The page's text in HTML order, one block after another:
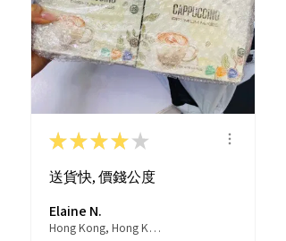
★★★★ ★
送貨快, 價錢公度
Elaine N.
Hong Kong, Hong Kong